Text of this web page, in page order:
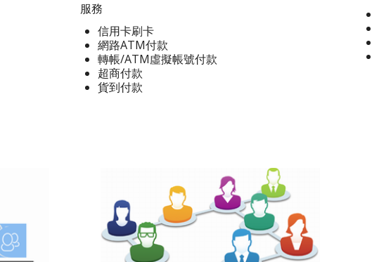
服務
信用卡刷卡
網路ATM付款
轉帳/ATM虛擬帳號付款
超商付款
貨到付款